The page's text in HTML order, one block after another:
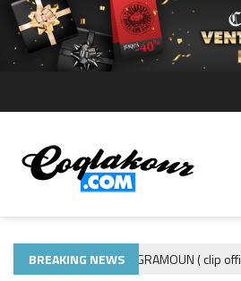
BREAKING NEWS
ACTUALITÉS ADE440 – GRAMOUN ( clip officiel )